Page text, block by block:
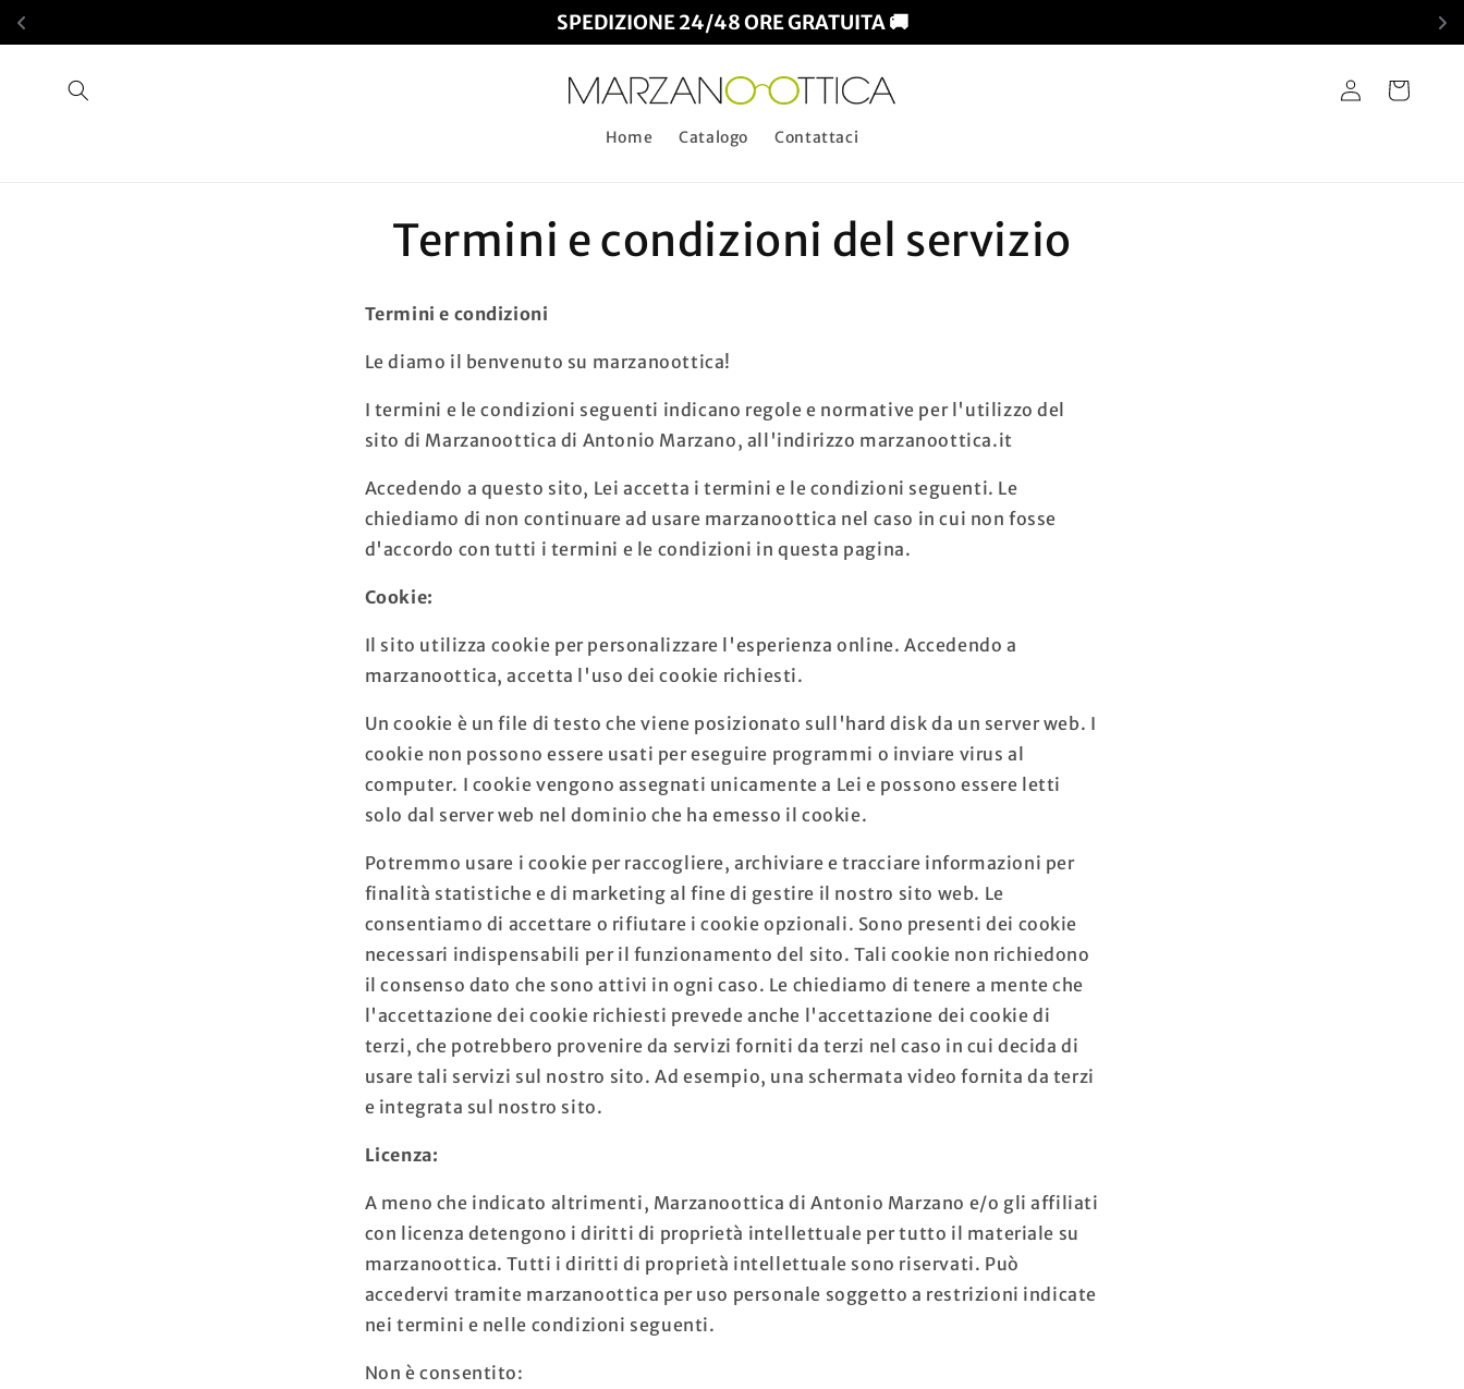
SPEDIZIONE 24/48 ORE GRATUITA 🚚
direttamente
ai contenuti
Home Catalogo Contattaci
Accedi Carrello
Termini e condizioni del servizio
Termini e condizioni
Le diamo il benvenuto su marzanoottica!
I termini e le condizioni seguenti indicano regole e normative per l'utilizzo del
sito di Marzanoottica di Antonio Marzano, all'indirizzo marzanoottica.it
Accedendo a questo sito, Lei accetta i termini e le condizioni seguenti. Le
chiediamo di non continuare ad usare marzanoottica nel caso in cui non fosse
d'accordo con tutti i termini e le condizioni in questa pagina.
Cookie:
Il sito utilizza cookie per personalizzare l'esperienza online. Accedendo a
marzanoottica, accetta l'uso dei cookie richiesti.
Un cookie è un file di testo che viene posizionato sull'hard disk da un server web. I
cookie non possono essere usati per eseguire programmi o inviare virus al
computer. I cookie vengono assegnati unicamente a Lei e possono essere letti
solo dal server web nel dominio che ha emesso il cookie.
Potremmo usare i cookie per raccogliere, archiviare e tracciare informazioni per
finalità statistiche e di marketing al fine di gestire il nostro sito web. Le
consentiamo di accettare o rifiutare i cookie opzionali. Sono presenti dei cookie
necessari indispensabili per il funzionamento del sito. Tali cookie non richiedono
il consenso dato che sono attivi in ogni caso. Le chiediamo di tenere a mente che
l'accettazione dei cookie richiesti prevede anche l'accettazione dei cookie di
terzi, che potrebbero provenire da servizi forniti da terzi nel caso in cui decida di
usare tali servizi sul nostro sito. Ad esempio, una schermata video fornita da terzi
e integrata sul nostro sito.
Licenza:
A meno che indicato altrimenti, Marzanoottica di Antonio Marzano e/o gli affiliati
con licenza detengono i diritti di proprietà intellettuale per tutto il materiale su
marzanoottica. Tutti i diritti di proprietà intellettuale sono riservati. Può
accedervi tramite marzanoottica per uso personale soggetto a restrizioni indicate
nei termini e nelle condizioni seguenti.
Non è consentito: